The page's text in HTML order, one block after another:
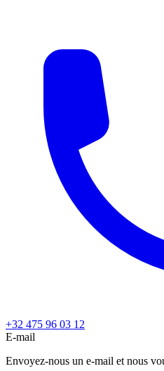
+32 475 96 03 12
E-mail
Envoyez-nous un e-mail et nous